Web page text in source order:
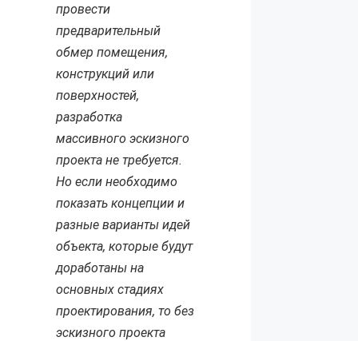
провести
предварительный
обмер помещения,
конструкций или
поверхностей,
разработка
массивного эскизного
проекта не требуется.
Но если необходимо
показать концепции и
разные варианты идей
объекта, которые будут
доработаны на
основных стадиях
проектирования, то без
эскизного проекта